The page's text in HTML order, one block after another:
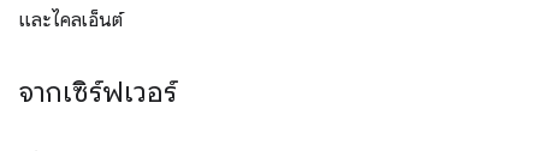
และไคลเอ็นต์
จากเซิร์ฟเวอร์